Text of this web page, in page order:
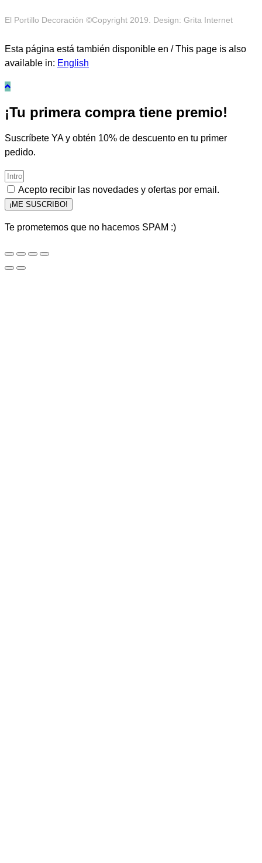
El Portillo Decoración ©Copyright 2019. Design: Grita Internet
Esta página está también disponible en / This page is also
available in: English
¡Tu primera compra tiene premio!
Suscríbete YA y obtén 10% de descuento en tu primer
pedido.
Acepto recibir las novedades y ofertas por email.
¡ME SUSCRIBO!
Te prometemos que no hacemos SPAM :)